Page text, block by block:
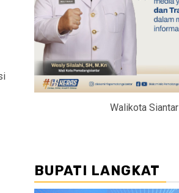
Walikota Siantar
BUPATI LANGKAT